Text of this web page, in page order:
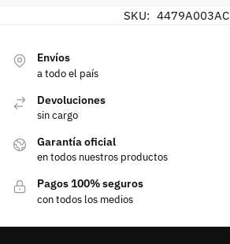
SKU: 4479A003AC
Envíos
a todo el país
Devoluciones
sin cargo
Garantía oficial
en todos nuestros productos
Pagos 100% seguros
con todos los medios